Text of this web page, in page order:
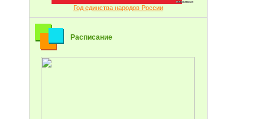
Год единства народов России
Расписание